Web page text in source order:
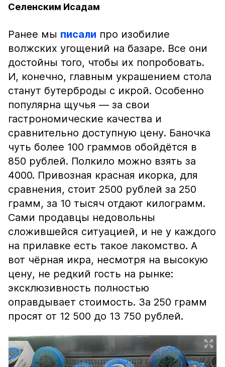
Селенским Исадам
Ранее мы писали про изобилие
волжских угощений на базаре. Все они
достойны того, чтобы их попробовать.
И, конечно, главным украшением стола
станут бутерброды с икрой. Особенно
популярна щучья — за свои
гастрономические качества и
сравнительно доступную цену. Баночка
чуть более 100 граммов обойдётся в
850 рублей. Полкило можно взять за
4000. Привозная красная икорка, для
сравнения, стоит 2500 рублей за 250
грамм, за 10 тысяч отдают килограмм.
Сами продавцы недовольны
сложившейся ситуацией, и не у каждого
на прилавке есть такое лакомство. А
вот чёрная икра, несмотря на высокую
цену, не редкий гость на рынке:
эксклюзивность полностью
оправдывает стоимость. За 250 грамм
просят от 12 500 до 13 750 рублей.